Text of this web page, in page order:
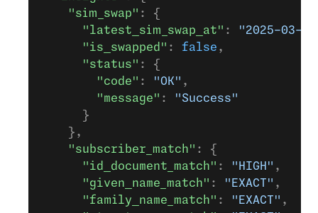
    "sim_swap"
: {
      "latest_sim_swap_at"
:
"2025-03-
      "is_swapped"
: false ,
      "status"
: {
        "code"
: "OK" ,
        "message"
:
"Success"
      }
    },
    "subscriber_match"
: {
      "id_document_match"
: "HIGH" ,
      "given_name_match"
: "EXACT" ,
      "family_name_match"
: "EXACT" ,